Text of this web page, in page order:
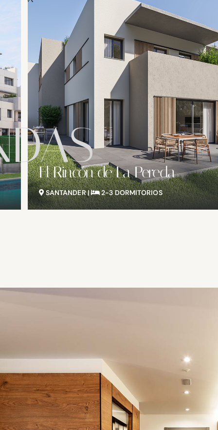
Residencial Bellavista
SANTANDER | 2 DORMITORIOS